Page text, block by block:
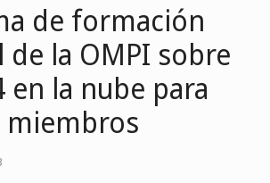
de formación
de la OMPI sobre
en la nube para
miembros